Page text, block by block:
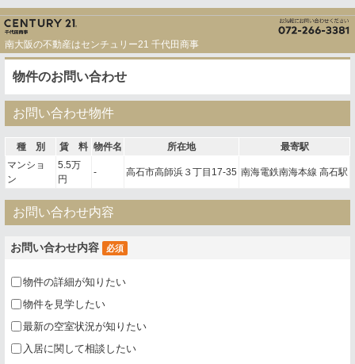
南大阪の不動産はセンチュリー21 千代田商事
物件のお問い合わせ
お問い合わせ物件
種 別 賃 料 物件名 所在地
最寄駅
マンショ
ン
5.5万
円
- 高石市高師浜３丁目17-35 南海電鉄南海本線 高石駅
お問い合わせ内容
お問い合わせ内容 必須
物件の詳細が知りたい
物件を見学したい
最新の空室状況が知りたい
入居に関して相談したい